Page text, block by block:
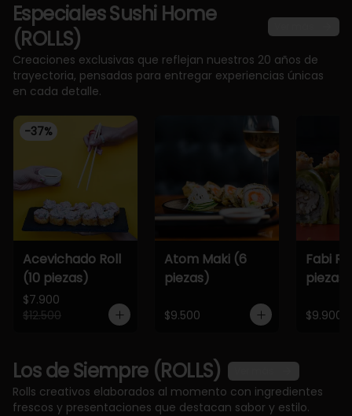
Especiales Sushi Home
(ROLLS)
Creaciones exclusivas que reflejan nuestros 20 años de
trayectoria, pensadas para entregar experiencias únicas
en cada detalle.
-37%
Acevichado Roll
(10 piezas)
$7.900
$12.500
Atom Maki (6
piezas)
$9.500
Fabi
piezas)
$9.900
Los de Siempre (ROLLS)
Rolls creativos elaborados al momento con ingredientes
frescos y presentaciones que destacan sabor y estilo.